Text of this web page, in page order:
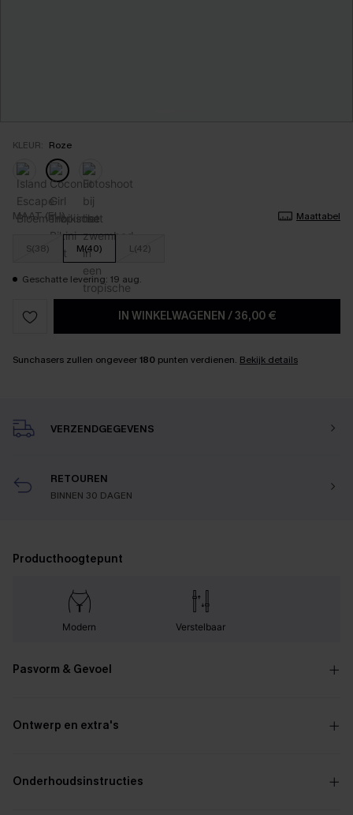
KLEUR: Roze
MAAT (EU) Maattabel
S(38) M(40) L(42)
Geschatte levering: 19 aug.
IN WINKELWAGENEN /36,00 €
Sunchasers zullen ongeveer180 punten verdienen. Bekijk details
VERZENDGEGEVENS
RETOUREN
BINNEN 30 DAGEN
Producthoogtepunt
Modern Verstelbaar
Pasvorm & Gevoel
Ontwerp en extra's
Onderhoudsinstructies